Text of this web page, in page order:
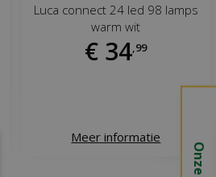
Luca connect 24 led 98 lamps
warm wit
€ 34 99
Meer informatie